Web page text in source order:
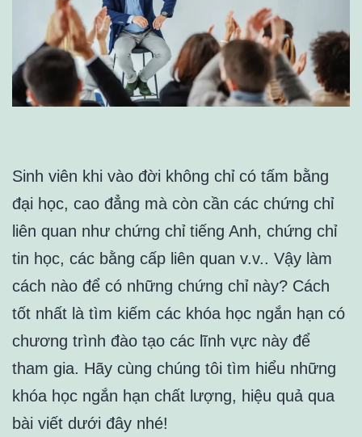
Sinh viên khi vào đời không chỉ có tấm bằng
đại học, cao đẳng mà còn cần các chứng chỉ
liên quan như chứng chỉ tiếng Anh, chứng chỉ
tin học, các bằng cấp liên quan v.v.. Vậy làm
cách nào để có những chứng chỉ này? Cách
tốt nhất là tìm kiếm các khóa học ngắn hạn có
chương trình đào tạo các lĩnh vực này để
tham gia. Hãy cùng chúng tôi tìm hiểu những
khóa học ngắn hạn chất lượng, hiệu quả qua
bài viết dưới đây nhé!